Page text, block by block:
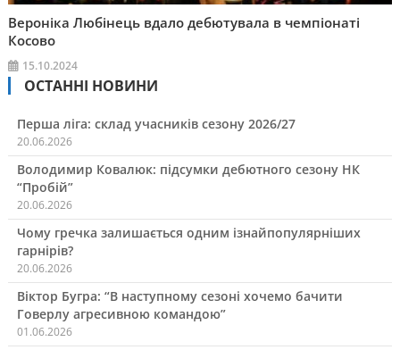
Вероніка Любінець вдало дебютувала в чемпіонаті
Косово
15.10.2024
ОСТАННІ НОВИНИ
Перша ліга: склад учасників сезону 2026/27
20.06.2026
Володимир Ковалюк: підсумки дебютного сезону НК
“Пробій”
20.06.2026
Чому гречка залишається одним ізнайпопулярніших
гарнірів?
20.06.2026
Віктор Бугра: “В наступному сезоні хочемо бачити
Говерлу агресивною командою”
01.06.2026